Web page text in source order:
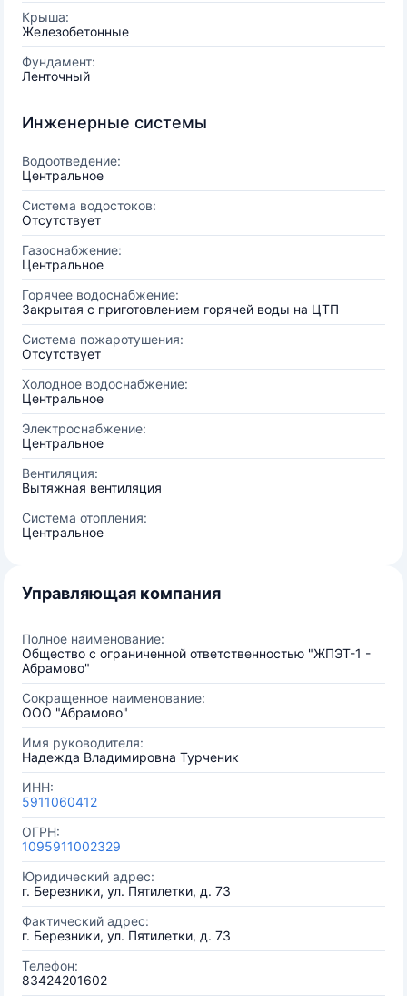
Крыша:
Железобетонные
Фундамент:
Ленточный
Инженерные системы
Водоотведение:
Центральное
Система водостоков:
Отсутствует
Газоснабжение:
Центральное
Горячее водоснабжение:
Закрытая с приготовлением горячей воды на ЦТП
Система пожаротушения:
Отсутствует
Холодное водоснабжение:
Центральное
Электроснабжение:
Центральное
Вентиляция:
Вытяжная вентиляция
Система отопления:
Центральное
Управляющая компания
Полное наименование:
Общество с ограниченной ответственностью "ЖПЭТ-1 -
Абрамово"
Сокращенное наименование:
ООО "Абрамово"
Имя руководителя:
Надежда Владимировна Турченик
ИНН:
5911060412
ОГРН:
1095911002329
Юридический адрес:
г. Березники, ул. Пятилетки, д. 73
Фактический адрес:
г. Березники, ул. Пятилетки, д. 73
Телефон:
83424201602